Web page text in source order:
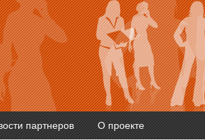
партнеров О проекте